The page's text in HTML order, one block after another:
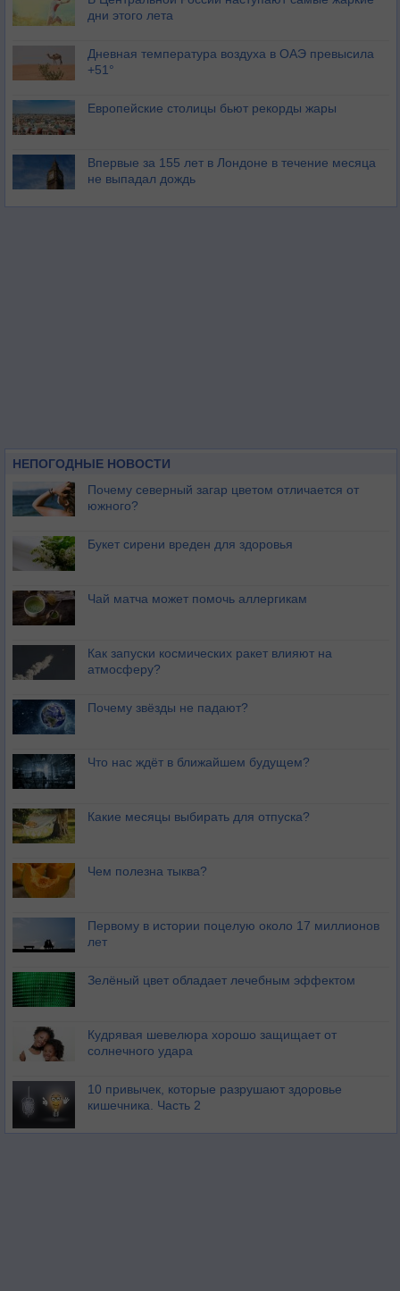
дни этого лета
Дневная температура воздуха в ОАЭ превысила
+51°
Европейские столицы бьют рекорды жары
Впервые за 155 лет в Лондоне в течение месяца
не выпадал дождь
НЕПОГОДНЫЕ НОВОСТИ
Почему северный загар цветом отличается от
южного?
Букет сирени вреден для здоровья
Чай матча может помочь аллергикам
Как запуски космических ракет влияют на
атмосферу?
Почему звёзды не падают?
Что нас ждёт в ближайшем будущем?
Какие месяцы выбирать для отпуска?
Чем полезна тыква?
Первому в истории поцелую около 17 миллионов
лет
Зелёный цвет обладает лечебным эффектом
Кудрявая шевелюра хорошо защищает от
солнечного удара
10 привычек, которые разрушают здоровье
кишечника. Часть 2